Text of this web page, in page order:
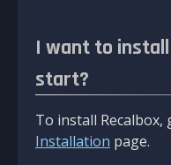
I want to install
start?
To install Recalbox,
Installation page.